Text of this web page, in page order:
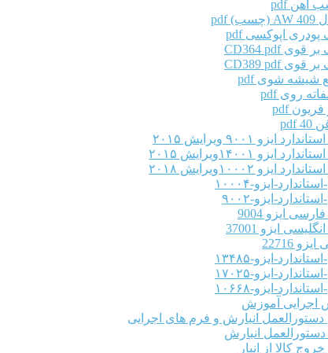
۹۰۰۱ ویرایش ۲۰۱۵
۱۴۰۰۱ویرایش ۲۰۱۵
۱۰۰۰۲ویرایش ۲۰۱۸
ایزو-۱۰۰۰۴
ایزو-۹۰۰۲
ایزو 9004
ایزو 37001
22716
ایزو-۱۳۴۸۵
ایزو-۱۷۰۲۵
ایزو-۱۰۶۶۸
اجرایی آموزش
دستورالعمل انبارش و فرم های اجرایی
دستورالعمل انبارش
کالا از انبار